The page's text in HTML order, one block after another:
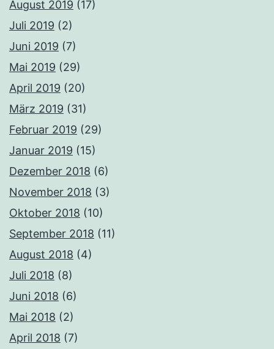
August 2019 (17)
Juli 2019 (2)
Juni 2019 (7)
Mai 2019 (29)
April 2019 (20)
März 2019 (31)
Februar 2019 (29)
Januar 2019 (15)
Dezember 2018 (6)
November 2018 (3)
Oktober 2018 (10)
September 2018 (11)
August 2018 (4)
Juli 2018 (8)
Juni 2018 (6)
Mai 2018 (2)
April 2018 (7)